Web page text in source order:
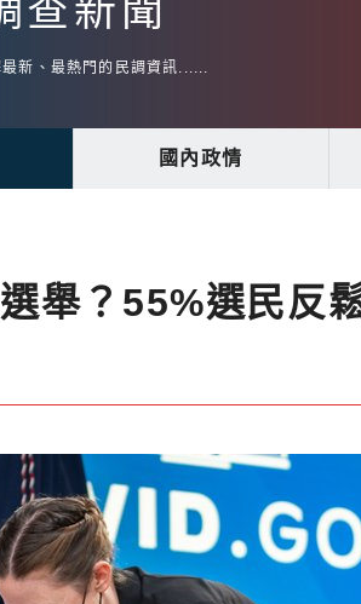
查新聞
新、最熱門的民調資訊......
國內政情
舉？55%選民反